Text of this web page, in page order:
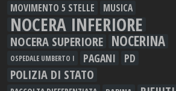
MOVIMENTO 5 STELLE MUSICA
NOCERA INFERIORE
NOCERA SUPERIORE NOCERINA
OSPEDALE UMBERTO I PAGANI PD
POLIZIA DI STATO